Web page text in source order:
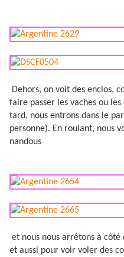
Dehors, on voit des enclos,
faire passer les vaches ou
tard, nous entrons dans le
personne). En roulant, nous
nandous
et nous nous arrêtons à
et aussi pour voir voler des